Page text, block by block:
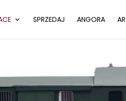
SPRZEDAJ ANGORA